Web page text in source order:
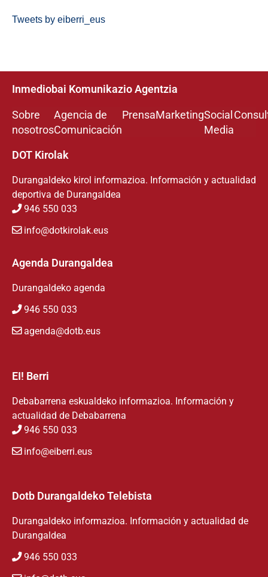
Tweets by eiberri_eus
Inmediobai Komunikazio Agentzia
Sobre
nosotros
Agencia de
Comunicación
PrensaMarketingSocial
Media
DOT Kirolak
Durangaldeko kirol informazioa. Información y actualidad
deportiva de Durangaldea
946 550 033
info@dotkirolak.eus
Agenda Durangaldea
Durangaldeko agenda
946 550 033
agenda@dotb.eus
EI! Berri
Debabarrena eskualdeko informazioa. Información y
actualidad de Debabarrena
946 550 033
info@eiberri.eus
Dotb Durangaldeko Telebista
Durangaldeko informazioa. Información y actualidad de
Durangaldea
946 550 033